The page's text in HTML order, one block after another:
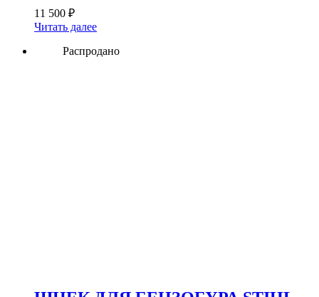
11 500 ₽
Читать далее
Распродано